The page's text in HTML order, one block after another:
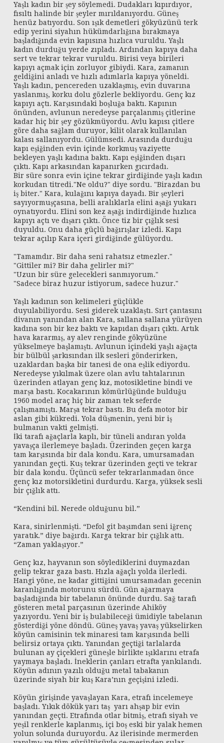
Yaşlı kadın bir şey söylemedi. Dudakları kıpırdıyor,
fısıltı halinde bir şeyler mırıldanıyordu. Güneş
henüz batıyordu. Son ışık demetleri gökyüzünü terk
edip yerini siyahın hükümdarlığına bırakmaya
başladığında evin kapısına hızlıca vuruldu. Yaşlı
kadın durduğu yerde zıpladı. Ardından kapıya daha
sert ve tekrar tekrar vuruldu. Birisi veya birileri
kapıyı açmak için zorluyor gibiydi. Kara, zamanın
geldiğini anladı ve hızlı adımlarla kapıya yöneldi.
Yaşlı kadın, pencereden uzaklaşmış, evin duvarına
yaslanmış, korku dolu gözlerle bekliyordu. Genç kız
kapıyı açtı. Karşısındaki boşluğa baktı. Kapının
önünden, avlunun neredeyse parçalanmış çitlerine
kadar hiç bir şey gözükmüyordu. Avlu kapısı çitlere
göre daha sağlam duruyor, kilit olarak kullanılan
kalası sallanıyordu. Gülümsedi. Arasında durduğu
kapı eşiğinden evin içinde korkmuş vaziyette
bekleyen yaşlı kadına baktı. Kapı eşiğinden dışarı
çıktı. Kapı arkasından kapanırken gıcırdadı.
Bir süre sonra evin içine tekrar girdiğinde yaşlı kadın
korkudan titredi."Ne oldu?" diye sordu. "Birazdan bu
iş biter." Kara, kulağını kapıya dayadı. Bir şeyleri
sayıyormuşçasına, belli aralıklarla elini aşağı yukarı
oynatıyordu. Elini son kez aşağı indirdiğinde hızlıca
kapıyı açtı ve dışarı çıktı. Önce tiz bir çığlık sesi
duyuldu. Onu daha güçlü bağırışlar izledi. Kapı
tekrar açılıp Kara içeri girdiğinde gülüyordu.
"Tamamdır. Bir daha seni rahatsız etmezler."
"Gittiler mi? Bir daha gelirler mi?"
"Uzun bir süre gelecekleri sanmıyorum."
"Sadece biraz huzur istiyorum, sadece huzur."
Yaşlı kadının son kelimeleri güçlükle
duyulabiliyordu. Sesi giderek uzaklaştı. Sırt çantasını
divanın yanından alan Kara, sallana sallana yürüyen
kadına son bir kez baktı ve kapıdan dışarı çıktı. Artık
hava kararmış, ay alev renginde gökyüzüne
yükselmeye başlamıştı. Avlunun içindeki yaşlı ağaçta
bir bülbül şarkısından ilk sesleri gönderirken,
uzaklardan başka bir tanesi de ona eşlik ediyordu.
Neredeyse yıkılmak üzere olan avlu tahtalarının
üzerinden atlayan genç kız, motosikletine bindi ve
marşa bastı. Kocakarının kömürlüğünde bulduğu
1960 model araç hiç bir zaman tek seferde
çalışmamıştı. Marşa tekrar bastı. Bu defa motor bir
aslan gibi kükredi. Yola düşmenin, yeni bir iş
bulmanın vakti gelmişti.
İki tarafı ağaçlarla kaplı, bir tüneli andıran yolda
yavaşça ilerlemeye başladı. Üzerinden geçen karga
tam karşısında bir dala kondu. Kara, umursamadan
yanından geçti. Kuş tekrar üzerinden geçti ve tekrar
bir dala kondu. Üçüncü sefer tekrarlanmadan önce
genç kız motorsikletini durdurdu. Karga, yüksek sesli
bir çığlık attı.
“Kendini bil. Nerede olduğunu bil.”
Kara, sinirlenmişti. “Defol git başımdan seni iğrenç
yaratık.” diye bağırdı. Karga tekrar bir çığlık attı.
“Zaman yaklaşıyor.”
Genç kız, hayvanın son söylediklerini duymazdan
gelip tekrar gaza bastı. Hızla ağaçlı yolda ilerledi.
Hangi yöne, ne kadar gittiğini umursamadan gecenin
karanlığında motorunu sürdü. Gün ağarmaya
başladığında bir tabelanın önünde durdu. Sağ tarafı
gösteren metal parçasının üzerinde Ahiköy
yazıyordu. Yeni bir iş bulabileceği ümidiyle tabelanın
gösterdiği yöne döndü. Güneş yavaş yavaş yükselirken
köyün camisinin tek minaresi tam karşısında belli
belirsiz ortaya çıktı. Yanından geçtiği tarlalarda
bulunan ay çiçekleri güneşle birlikte ışıklarını etrafa
yaymaya başladı. İneklerin çanları etrafta yankılandı.
Köyün adının yazılı olduğu metal tabakanın
üzerinde siyah bir kuş Kara’nın geçişini izledi.
Köyün girişinde yavaşlayan Kara, etrafı incelemeye
başladı. Yıkık dökük yarı taş yarı ahşap bir evin
yanından geçti. Etrafında otlar bitmiş, etrafı siyah ve
yeşil renklerle kaplanmış, içi boş eski bir yalak hemen
yolun solunda duruyordu. Az ilerisinde mermerden